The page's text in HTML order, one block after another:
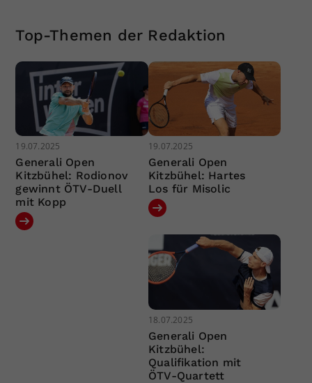
Top-Themen der Redaktion
19.07.2025
Generali Open
Kitzbühel: Rodionov
gewinnt ÖTV-Duell
mit Kopp
19.07.2025
Generali Open
Kitzbühel: Hartes
Los für Misolic
18.07.2025
Generali Open
Kitzbühel:
Qualifikation mit
ÖTV-Quartett